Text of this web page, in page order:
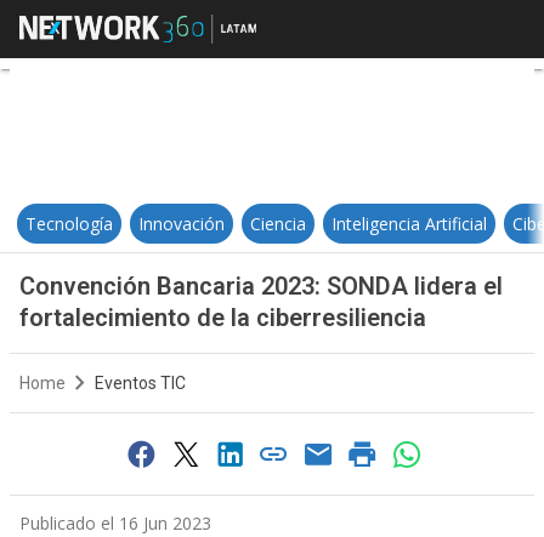
Convención Bancaria 2023:
Tecnología Innovación Ciencia Inteligencia Artificial
Convención Bancaria 2023: SONDA lidera el
fortalecimiento de la ciberresiliencia
Home Eventos TIC
Publicado el 16 Jun 2023